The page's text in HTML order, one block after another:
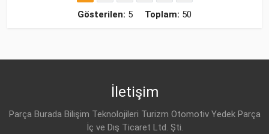
Gösterilen: 5 Toplam: 50
İletişim
Parça Burada Bilişim Teknolojileri Turizm Otomotiv Yedek Parça
İç ve Dış Ticaret Ltd. Şti.